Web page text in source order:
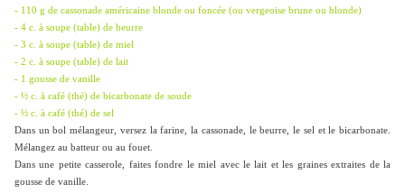
- 110 g de cassonade américaine blonde ou foncée (ou vergeoise brune ou blonde)
- 4 c. à soupe (table) de beurre
- 3 c. à soupe (table) de miel
- 2 c. à soupe (table) de lait
- 1 gousse de vanille
- ½ c. à café (thé) de bicarbonate de soude
- ½ c. à café (thé) de sel
Dans un bol mélangeur, versez la farine, la cassonade, le beurre, le sel et le bicarbonate.
Mélangez au batteur ou au fouet.
Dans une petite casserole, faites fondre le miel avec le lait et les graines extraites de la
gousse de vanille.